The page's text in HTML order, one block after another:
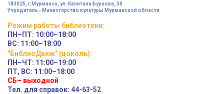
183025, г.Мурманск, ул. Капитана Буркова, 30
Учредитель - Министерство культуры Мурманской области
Режим работы библиотеки:
ПН–ПТ: 10:00–18:00
ВС: 11:00–18:00
"БиблиоДвиж" (цоколь):
ПН–ЧТ: 11:00–19:00
ПТ, ВС: 11:00–18:00
СБ– выходной
Тел. для справок: 44-63-52